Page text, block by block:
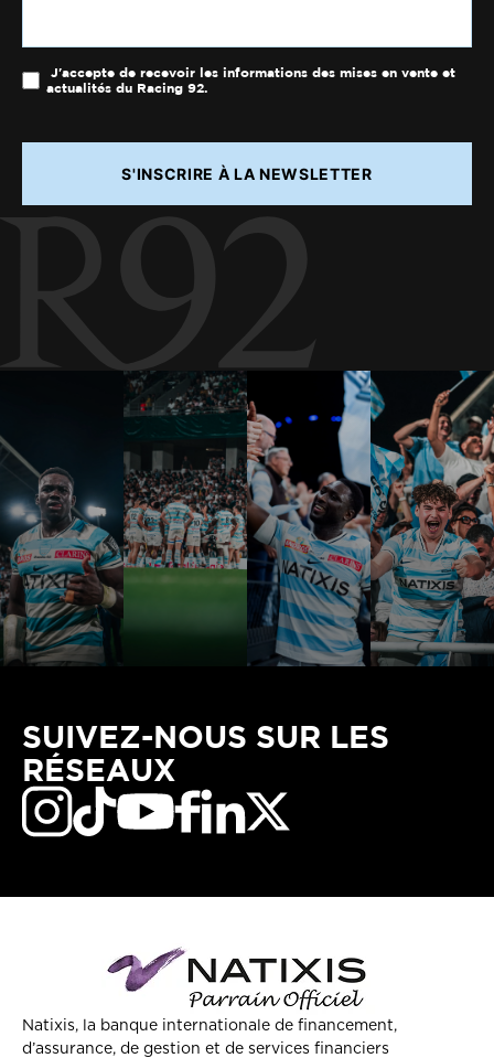
J'accepte de recevoir les informations des mises en vente et
actualités du Racing 92.
S'INSCRIRE À LA NEWSLETTER
SUIVEZ-NOUS SUR LES
RÉSEAUX
Natixis, la banque internationale de financement,
d’assurance, de gestion et de services financiers